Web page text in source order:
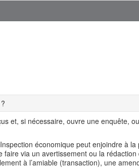
et, si nécessaire, ouvre une enquête,
économique peut enjoindre à
via un avertissement ou la rédaction
à l’amiable (transaction), une